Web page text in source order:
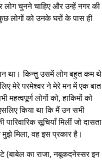
चुनने चाहिए और उन्हें नगर की
लोगों को उनके घरों के पास ही
था। किन्तु उसमें लोग बहुत कम थे
मेरे परमेश्वर ने मेरे मन में एक बात
लोगों को, हाकिमों को
किया था कि मैं उन सभी
सूचियाँ मिलीं जो दासता
मिला, वह इस प्रकार है।
(बाबेल का राजा, नबूकदनेस्सर इन